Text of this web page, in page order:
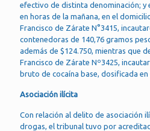
efectivo de distinta denominación; y
en horas de la mañana, en el
Francisco de Zárate N°3415,
contenedoras de 140,76 gramos
además de $124.750, mientras que
Francisco de Zárate Nº3425,
bruto de cocaína base, dosificada en
Asociación ilícita
Con relación al delito de asociación
drogas, el tribunal tuvo por